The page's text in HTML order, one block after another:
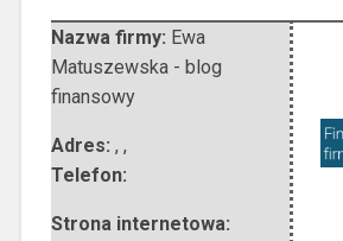
Nazwa firmy: Ewa
Matuszewska - blog
finansowy
Adres: , ,
Telefon:
Strona internetowa: